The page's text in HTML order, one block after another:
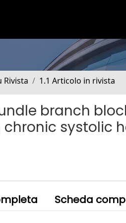
Rivista 1.1 Articolo in rivista
branch
systolic
Scheda